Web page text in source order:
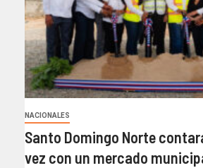
NACIONALES
Santo Domingo Norte
vez con un mercado